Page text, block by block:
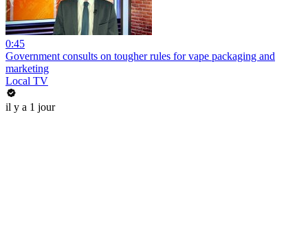
0:45
Government consults on tougher rules for vape packaging and
marketing
Local TV
il y a 1 jour